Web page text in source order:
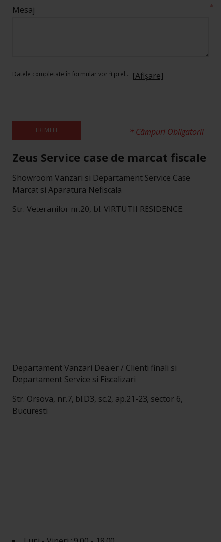
Mesaj *
Datele completate în formular vor fi prelucrate conform Regulamentului 2016/679/UE privind protecția persoanelor fizice în ceea ce privește prelucrarea datelor cu caracter personal, în scopul comunicării cu dvs., în urma solicitării create prin trimiterea lui. Completarea formularului reprezintă acordul dvs. pentru a fi contactat prin email/telefon de un reprezentant al companiei noastre în vederea comunicării. Mai multe detalii legate de protecția datelor cu caracter personal aflați din [Afișare]
* Câmpuri Obligatorii
TRIMITE
Zeus Service case de marcat fiscale
Showroom Vanzari si Departament Service Case
Marcat si Aparatura Nefiscala
Str. Veteranilor nr.20, bl. VIRTUTII RESIDENCE.
Departament Vanzari Dealer / Clienti finali si
Departament Service si Fiscalizari
Str. Orsova, nr.7, bl.D3, sc.2, ap.21-23, sector 6,
Bucuresti